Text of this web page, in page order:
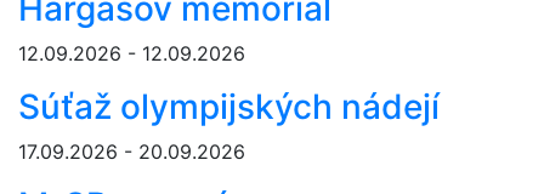
Hargašov memoriál
12.09.2026 - 12.09.2026
Súťaž olympijských nádejí
17.09.2026 - 20.09.2026